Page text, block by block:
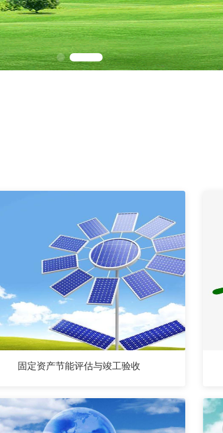
固定资产节能评估与竣工验收